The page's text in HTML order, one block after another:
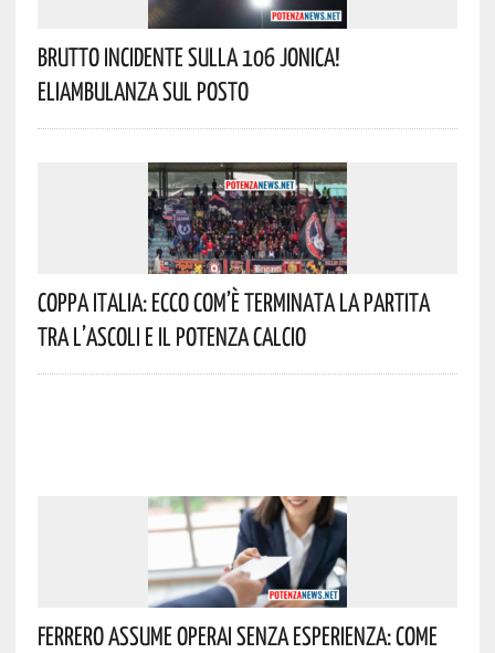
Brutto Incidente Sulla 106 Jonica!
Eliambulanza Sul Posto
Coppa Italia: Ecco Com’è Terminata La Partita
Tra L’Ascoli E Il Potenza Calcio
Ferrero Assume Operai Senza Esperienza: Come